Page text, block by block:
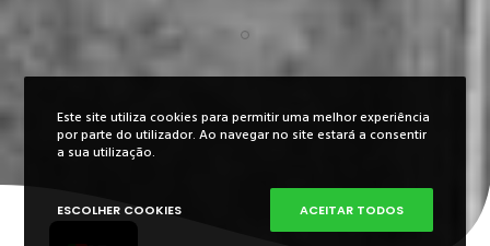
Este site utiliza cookies para permitir uma melhor experiência
por parte do utilizador. Ao navegar no site estará a consentir
a sua utilização.
ESCOLHER COOKIES ACEITAR TODOS
EN
ES